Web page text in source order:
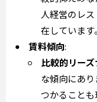
人経営のレ
在しています。
賃料傾向:
比較的リー
な傾向にあ
つかること